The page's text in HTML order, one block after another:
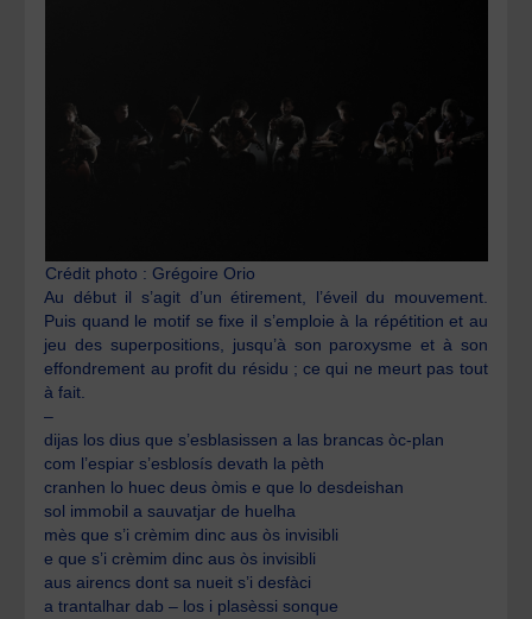
Crédit photo : Grégoire Orio
Au début il s’agit d’un étirement, l’éveil du mouvement.
Puis quand le motif se fixe il s’emploie à la répétition et au
jeu des superpositions, jusqu’à son paroxysme et à son
effondrement au profit du résidu ; ce qui ne meurt pas tout
à fait.
–
dijas los dius que s’esblasissen a las brancas òc-plan
com l’espiar s’esblosís devath la pèth
cranhen lo huec deus òmis e que lo desdeishan
sol immobil a sauvatjar de huelha
mès que s’i crèmim dinc aus òs invisibli
e que s’i crèmim dinc aus òs invisibli
aus airencs dont sa nueit s’i desfàci
a trantalhar dab – los i plasèssi sonque